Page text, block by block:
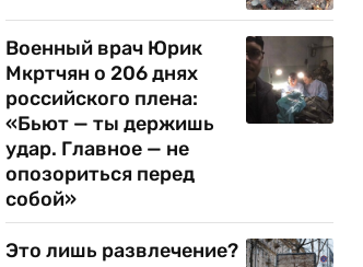
Военный врач Юрик
Мкртчян о 206 днях
российского плена:
«Бьют — ты держишь
удар. Главное — не
опозориться перед
собой»
Это лишь развлечение?